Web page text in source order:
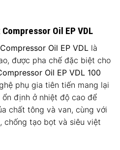
Oil EP VDL
Compressor Oil EP VDL là
được pha chế đặc biệt cho
Oil EP VDL 100
phụ gia tiên tiến mang lại
định ở nhiệt độ cao để
chất tông và van, cùng với
chống tạo bọt và siêu việt